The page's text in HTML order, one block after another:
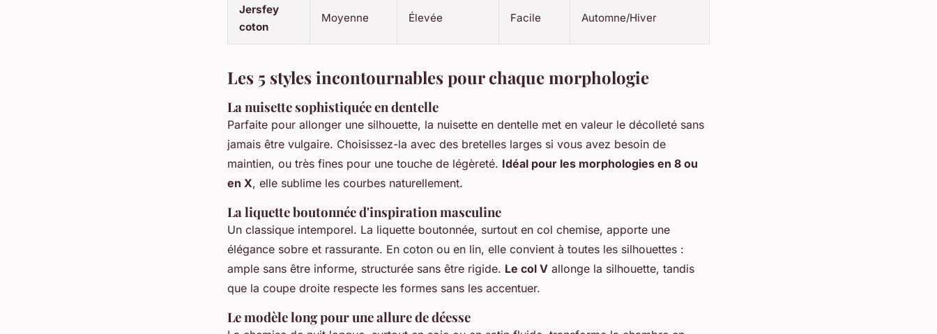
Jersfey
coton
Moyenne Élevée Facile Automne/Hiver
Les 5 styles incontournables pour chaque morphologie
La nuisette sophistiquée en dentelle
Parfaite pour allonger une silhouette, la nuisette en dentelle met en valeur le décolleté sans
jamais être vulgaire. Choisissez-la avec des bretelles larges si vous avez besoin de
maintien, ou très fines pour une touche de légèreté. Idéal pour les morphologies en 8 ou
en X, elle sublime les courbes naturellement.
La liquette boutonnée d'inspiration masculine
Un classique intemporel. La liquette boutonnée, surtout en col chemise, apporte une
élégance sobre et rassurante. En coton ou en lin, elle convient à toutes les silhouettes :
ample sans être informe, structurée sans être rigide. Le col V allonge la silhouette, tandis
que la coupe droite respecte les formes sans les accentuer.
Le modèle long pour une allure de déesse